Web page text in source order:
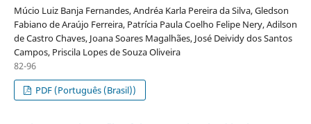
Múcio Luiz Banja Fernandes, Andréa Karla Pereira da Silva, Gledson
Fabiano de Araújo Ferreira, Patrícia Paula Coelho Felipe Nery, Adilson
de Castro Chaves, Joana Soares Magalhães, José Deividy dos Santos
Campos, Priscila Lopes de Souza Oliveira
82-96
PDF (Português (Brasil))